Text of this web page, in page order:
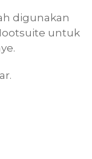
digunakan
untuk